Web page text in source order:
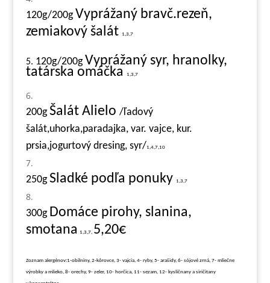
120g/200gVyprážaný bravč.rezeň,
zemiakový šalát
1,3,7
5. 120g/200gVyprážaný syr, hranolky,
tatárska omáčka 1,3,7
200gŠalát Alielo /ľadový
šalát,uhorka,paradajka, var. vajce, kur.
prsia,jogurtový dresing, syr/1,4,7,10
250g Sladké podľa ponuky 1,3,7
300g Domáce pirohy, slanina,
smotana
1,3,7, 5,20€
Zoznam alergénov:1-obilniny, 2-kôrovce, 3- vajcia, 4- ryby, 5- arašidy, 6- sójové zrná, 7- mliečne
výrobky a mlieko, 8- orechy, 9- zeler, 10- horčica, 11- sezam, 12- kysličnany a siričitany